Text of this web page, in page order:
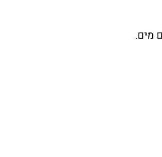
מים.